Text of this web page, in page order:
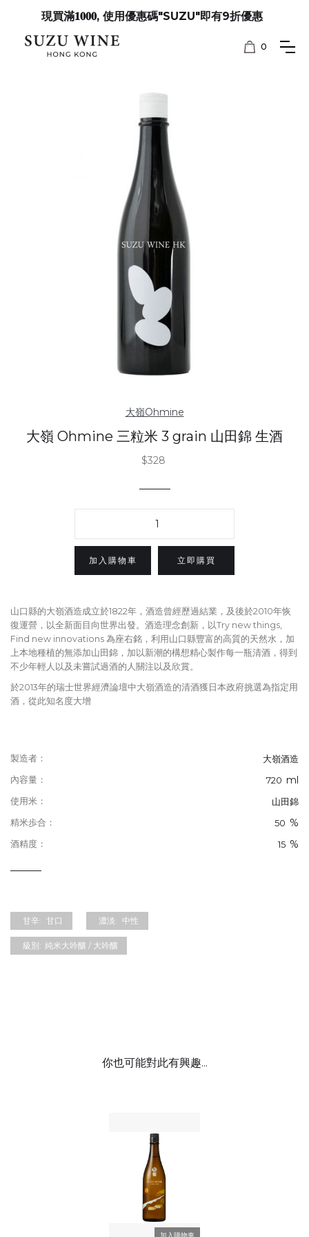
現買滿𝟏𝟎𝟎𝟎, 使用優惠碼"SUZU"即有9折優惠
0
大嶺Ohmine
大嶺 Ohmine 三粒米 3 grain 山田錦 生酒
$328
立即購買
山口縣的大嶺酒造成立於1822年，酒造曾經歷過結業，及後於2010年恢
復運營，以全新面目向世界出發。酒造理念創新，以Try new things,
Find new innovations 為座右銘，利用山口縣豐富的高質的天然水，加
上本地種植的無添加山田錦，加以新潮的構想精心製作每一瓶清酒，得到
不少年輕人以及未嘗試過酒的人關注以及欣賞。
於2013年的瑞士世界經濟論壇中大嶺酒造的清酒獲日本政府挑選為指定用
酒，從此知名度大增
製造者： 大嶺酒造
內容量： 720 ml
使用米： 山田錦
精米歩合： 50 %
酒精度： 15 %
甘辛: 甘口 濃淡: 中性
級別: 純米大吟釀 / 大吟釀
你也可能對此有興趣...